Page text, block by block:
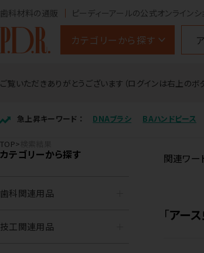
歯科材料の通販 ピーディーアールの公式オンラインシ
カテゴリーから探す
ご覧いただきありがとうございます（ログインは右上のボ
急上昇キーワード ： DNAブラシ BAハンドピース
TOP
カテゴリーから探す
歯科関連用品
技工関連用品
関連ワー
「アー